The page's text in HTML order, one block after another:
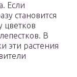
Если
становится
цветков
В
эти растения